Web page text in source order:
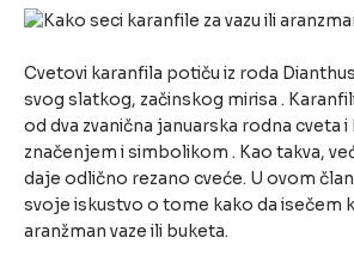
Cvetovi karanfila potiču iz roda
svog slatkog, začinskog mirisa .
od dva zvanična januarska rodna cveta i
značenjem i simbolikom . Kao takva,
daje odlično rezano cveće. U ovom
svoje iskustvo o tome kako da isečem
aranžman vaze ili buketa.